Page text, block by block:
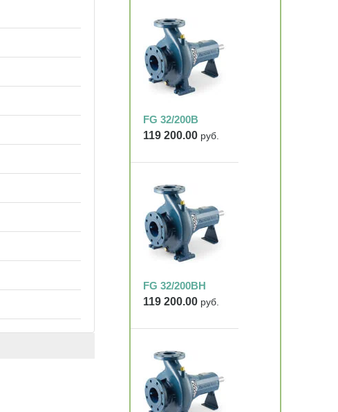
FG 32/200B
119 200.00 руб.
FG 32/200BH
119 200.00 руб.